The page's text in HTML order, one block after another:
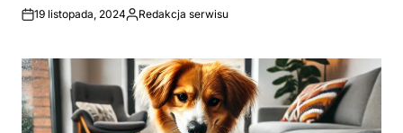
19 listopada, 2024Opublikowane
Redakcja serwisu